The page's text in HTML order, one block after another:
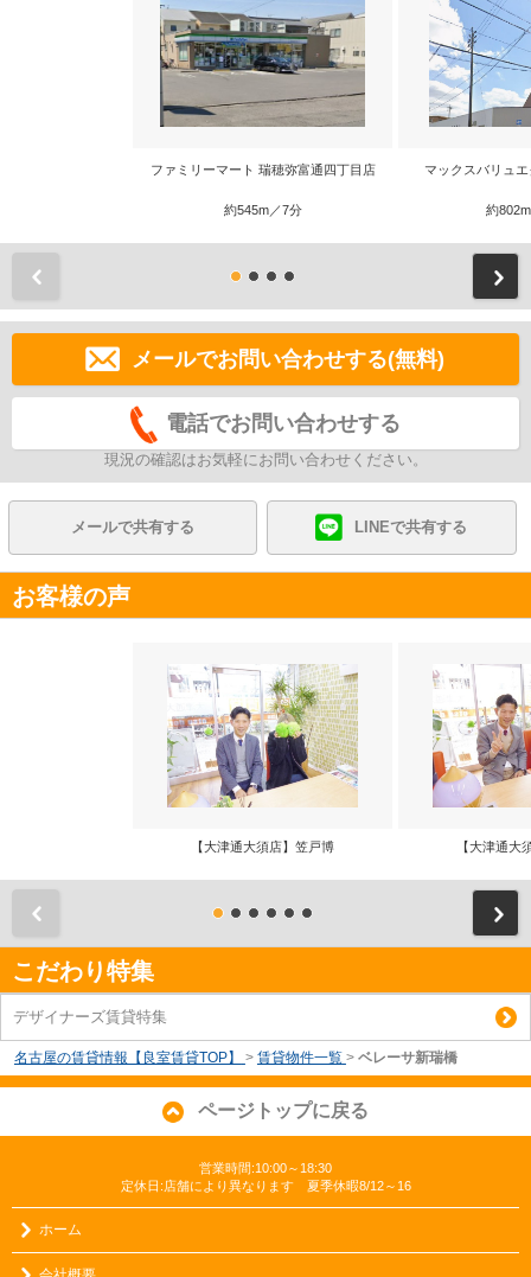
ファミリーマート 瑞穂弥富通四丁目店
約545m／7分
マックスバリュ
約
メールでお問い合わせする(無料)
電話でお問い合わせする
現況の確認はお気軽にお問い合わせください。
メールで共有する LINEで共有する
お客様の声
【大津通大須店】笠戸博 【大津通大
こだわり特集
デザイナーズ賃貸特集
名古屋の賃貸情報【良室賃貸TOP】 > 賃貸物件一覧 > ベレーサ新瑞橋
ページトップに戻る
営業時間:10:00～18:30
定休日:店舗により異なります 夏季休暇8/12～16
ホーム